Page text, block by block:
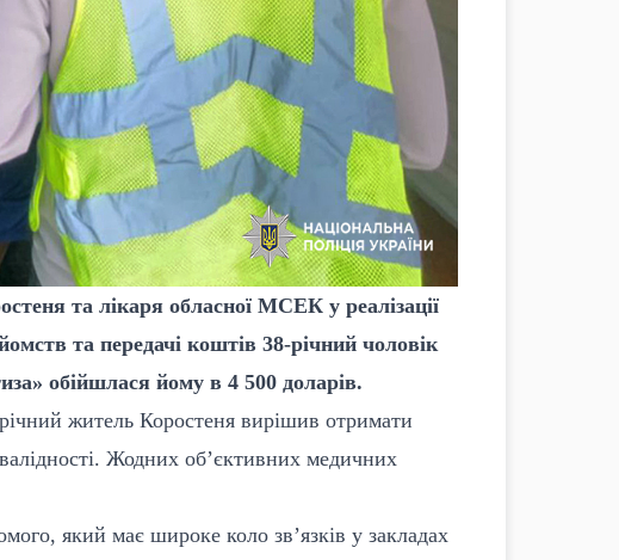
та лікаря обласної МСЕК у реалізації
та передачі коштів 38-річний чоловік
обійшлася йому в 4 500 доларів.
житель Коростеня вирішив отримати
Жодних об’єктивних медичних
який має широке коло зв’язків у закладах